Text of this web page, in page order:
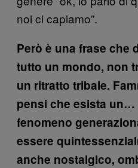
noi ci capiamo”.
Però è una frase che
tutto un mondo, non
un ritratto tribale.
pensi che esista un…
fenomeno
essere
anche nostalgico,